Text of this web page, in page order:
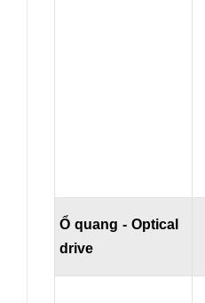
Ổ quang - Optical
drive